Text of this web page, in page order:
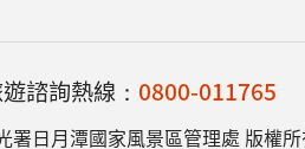
諮詢熱線： 0800-011765
署日月潭國家風景區管理處 版權